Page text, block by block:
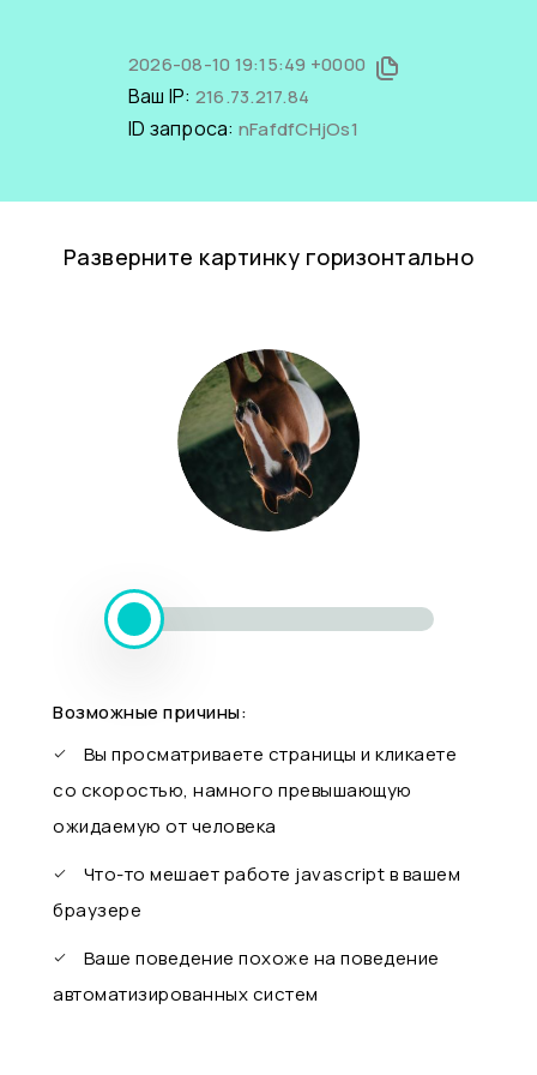
2026-08-10 19:15:49 +0000
Ваш IP: 216.73.217.84
ID запроса: nFafdfCHjOs1
Разверните картинку горизонтально
Возможные причины:
Вы просматриваете страницы и кликаете
со скоростью, намного превышающую
ожидаемую от человека
Что-то мешает работе javascript в вашем
браузере
Ваше поведение похоже на поведение
автоматизированных систем